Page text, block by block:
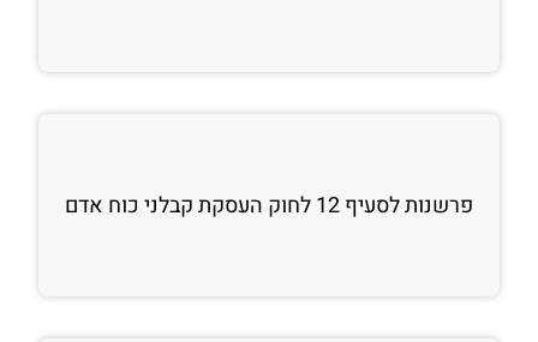
פרשנות לסעיף 12 לחוק העסקת קבלני כוח אדם